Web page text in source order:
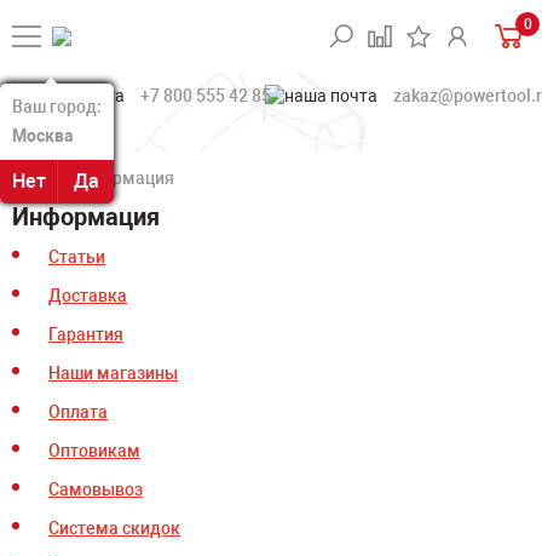
Ваш город:
Москва
Нет Да
Ваш город:
Москва
Нет Да
0
+7 800 555 42 85
Информация
Информация
Статьи
Доставка
Гарантия
Наши магазины
Оплата
Оптовикам
Самовывоз
Система скидок